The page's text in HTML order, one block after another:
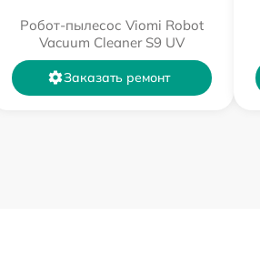
Робот-пылесос Viomi Robot
Vacuum Cleaner S9 UV
Заказать ремонт